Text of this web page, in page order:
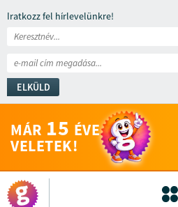
Iratkozz fel hírlevelünkre!
ELKÜLD
MÁR 15 ÉVE
VELETEK!